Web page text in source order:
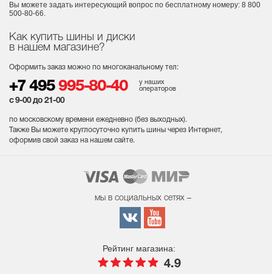
Как купить шины и диски
в нашем магазине?
Оформить заказ можно по многоканальному тел:
+7 495 995-80-40
у наших
операторов
с 9-00 до 21-00
по московскому времени ежедневно (без выходных).
Также Вы можете круглосуточно купить шины через Интернет,
оформив свой заказ на нашем сайте.
Вы можете задать интересующий вопрос по бесплатному номеру: 8 800
500-80-66.
мы в социальных сетях –
Рейтинг магазина:
4.9